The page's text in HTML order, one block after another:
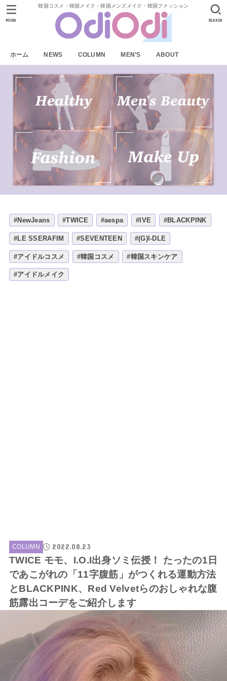
韓国コスメ・韓国メイク・韓国メンズメイク・韓国ファッション
ホーム NEWS COLUMN MEN’S ABOUT
SEARCH
MENU
#NewJeans #TWICE #aespa #IVE #BLACKPINK
#LE SSERAFIM #SEVENTEEN #(G)I-DLE
#アイドルコスメ #韓国コスメ #韓国スキンケア
#アイドルメイク
COLUMN 2022.08.23
TWICE モモ、I.O.I出身ソミ伝授！ たったの1日
であこがれの「11字腹筋」がつくれる運動方法
とBLACKPINK、Red Velvetらのおしゃれな腹
筋露出コーデをご紹介します